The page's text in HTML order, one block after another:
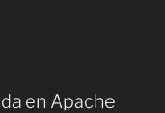
en Apache